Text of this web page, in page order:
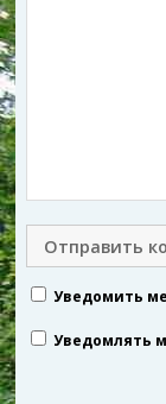
Уведомить
Уведомлять